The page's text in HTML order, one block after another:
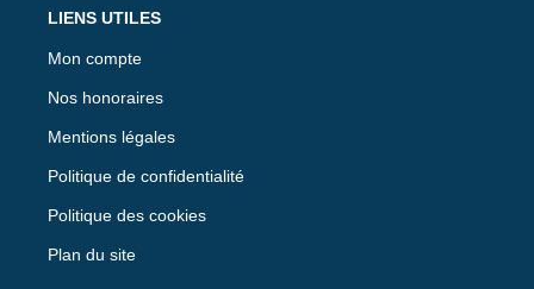
LIENS UTILES
Mon compte
Nos honoraires
Mentions légales
Politique de confidentialité
Politique des cookies
Plan du site